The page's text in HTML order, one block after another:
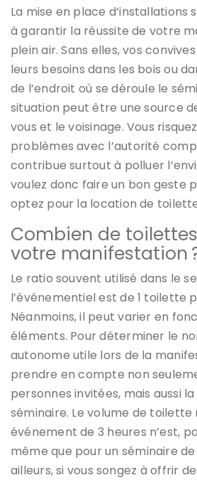
La mise en place d’installations
à garantir la réussite de votre
plein air. Sans elles, vos
leurs besoins dans les bois ou
de l’endroit où se déroule le
situation peut être une source
vous et le voisinage. Vous
problèmes avec l’autorité
contribue surtout à polluer
voulez donc faire un bon geste
optez pour la location de
Combien de
votre manifestation
Le ratio souvent utilisé dans le
l’événementiel est de 1 toilette
Néanmoins, il peut varier en
éléments. Pour déterminer le
autonome utile lors de la
prendre en compte non
personnes invitées, mais aussi
séminaire. Le volume de toilette
événement de 3 heures n’est,
même que pour un séminaire
ailleurs, si vous songez à offrir